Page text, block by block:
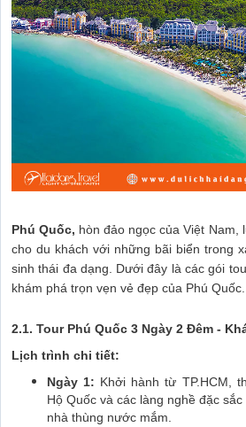
Phú Quốc, hòn đảo ngọc của Việt Nam,
cho du khách với những bãi biển trong
sinh thái đa dạng. Dưới đây là các gói
khám phá trọn vẹn vẻ đẹp của Phú Quốc.
2.1. Tour Phú Quốc 3 Ngày 2 Đêm -
Lịch trình chi tiết:
Ngày 1: Khởi hành từ TP.HCM,
Hộ Quốc và các làng nghề đặc
nhà thùng nước mắm.